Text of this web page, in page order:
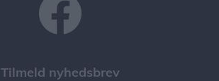
Tilmeld nyhedsbrev